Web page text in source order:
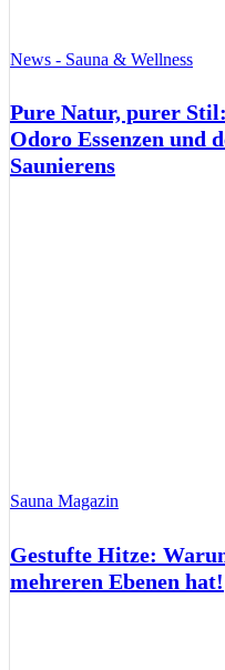
News - Sauna & Wellness
Pure Natur, purer
Odoro Essenzen und
Saunierens
Sauna Magazin
Gestufte Hitze:
mehreren Ebenen hat!